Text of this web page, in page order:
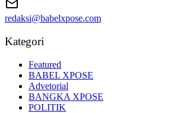
redaksi@babelxpose.com
Kategori
Featured
BABEL XPOSE
Advetorial
BANGKA XPOSE
POLITIK